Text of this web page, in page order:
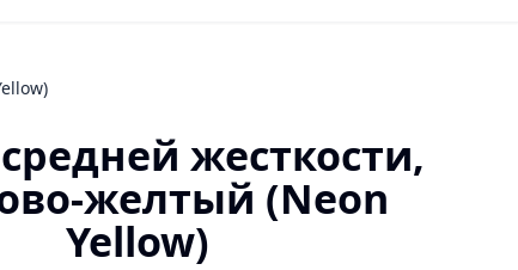
жесткости,
желтый (Neon
Yellow)